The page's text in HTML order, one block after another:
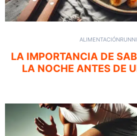
ALIMENTACIÓN
LA IMPORTANCIA DE
LA NOCHE ANTES DE